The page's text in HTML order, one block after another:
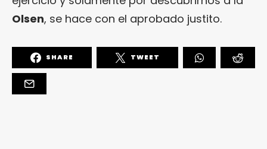
Olsen, se hace con el aprobado justito.
SHARE TWEET